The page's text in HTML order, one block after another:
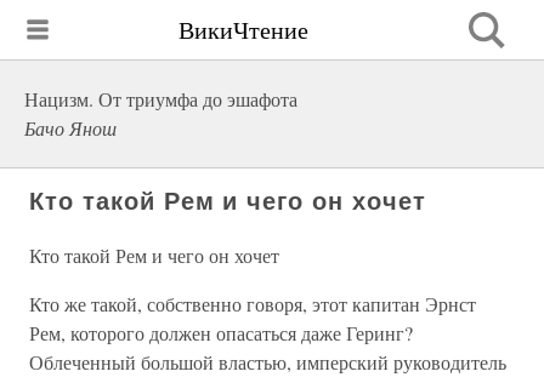
ВикиЧтение
Нацизм. От триумфа до эшафота
Бачо Янош
Кто такой Рем и чего он хочет
Кто такой Рем и чего он хочет
Кто же такой, собственно говоря, этот капитан Эрнст
Рем, которого должен опасаться даже Геринг?
Облеченный большой властью, имперский руководитель